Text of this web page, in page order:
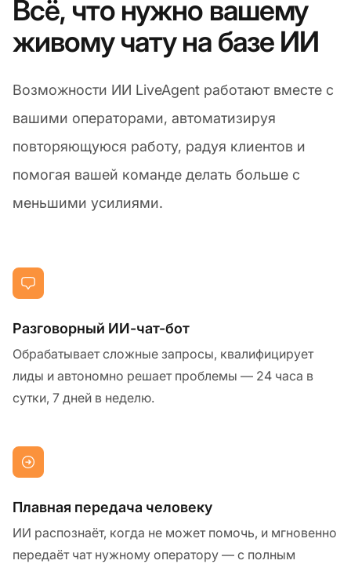
Всё, что нужно вашему
живому чату на базе ИИ
Возможности ИИ LiveAgent работают вместе с
вашими операторами, автоматизируя
повторяющуюся работу, радуя клиентов и
помогая вашей команде делать больше с
меньшими усилиями.
Разговорный ИИ-чат-бот
Обрабатывает сложные запросы, квалифицирует
лиды и автономно решает проблемы — 24 часа в
сутки, 7 дней в неделю.
Плавная передача человеку
ИИ распознаёт, когда не может помочь, и мгновенно
передаёт чат нужному оператору — с полным